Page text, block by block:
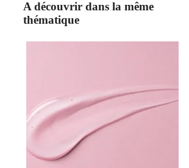
A découvrir dans la même
thématique